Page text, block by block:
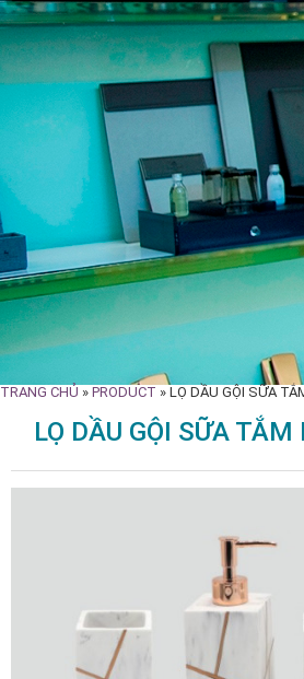
TRANG CHỦ » PRODUCT » LỌ DẦU GỘI SỮA
LỌ DẦU GỘI SỮA